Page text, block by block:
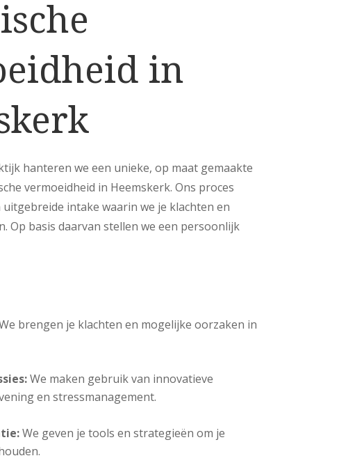
in
hanteren we een unieke, op maat gemaakte
vermoeidheid in Heemskerk. Ons proces
intake waarin we je klachten en
Op basis daarvan stellen we een persoonlijk
brengen je klachten en mogelijke oorzaken in
We maken gebruik van innovatieve
en stressmanagement.
We geven je tools en strategieën om je